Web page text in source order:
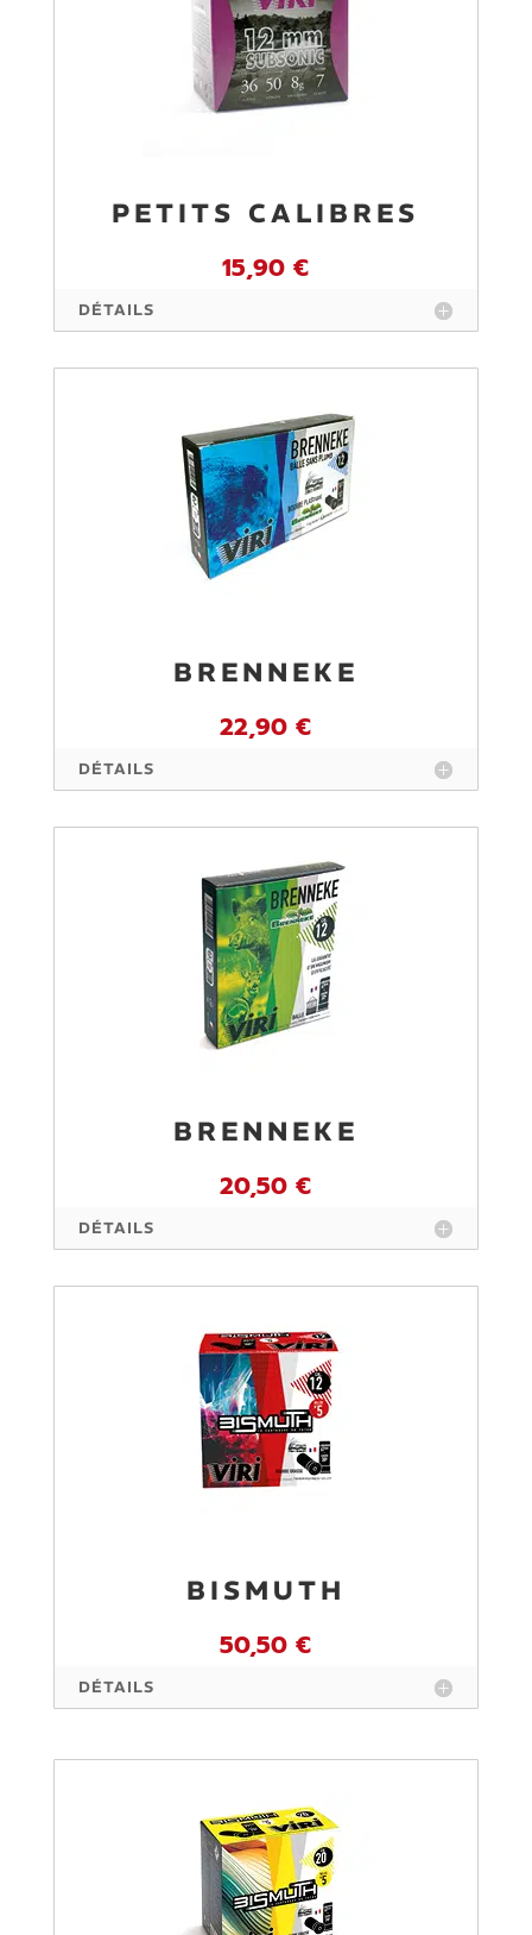
PETITS CALIBRES
15,90 €
DÉTAILS
BRENNEKE
22,90 €
DÉTAILS
BRENNEKE
20,50 €
DÉTAILS
BISMUTH
50,50 €
DÉTAILS